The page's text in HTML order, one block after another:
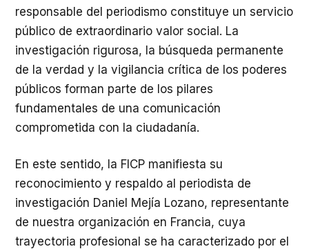
responsable del periodismo constituye un servicio
público de extraordinario valor social. La
investigación rigurosa, la búsqueda permanente
de la verdad y la vigilancia crítica de los poderes
públicos forman parte de los pilares
fundamentales de una comunicación
comprometida con la ciudadanía.
En este sentido, la FICP manifiesta su
reconocimiento y respaldo al periodista de
investigación Daniel Mejía Lozano, representante
de nuestra organización en Francia, cuya
trayectoria profesional se ha caracterizado por el